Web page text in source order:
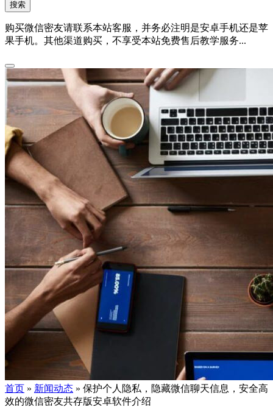
索搜索
购买微信密友请联系本站客服，并务必注明是安卓手机还是苹
果手机。其他渠道购买，不享受本站免费售后教学服务...
首页 » 新闻动态 » 保护个人隐私，隐藏微信聊天信息，安全高
效的微信密友共存版安卓软件介绍